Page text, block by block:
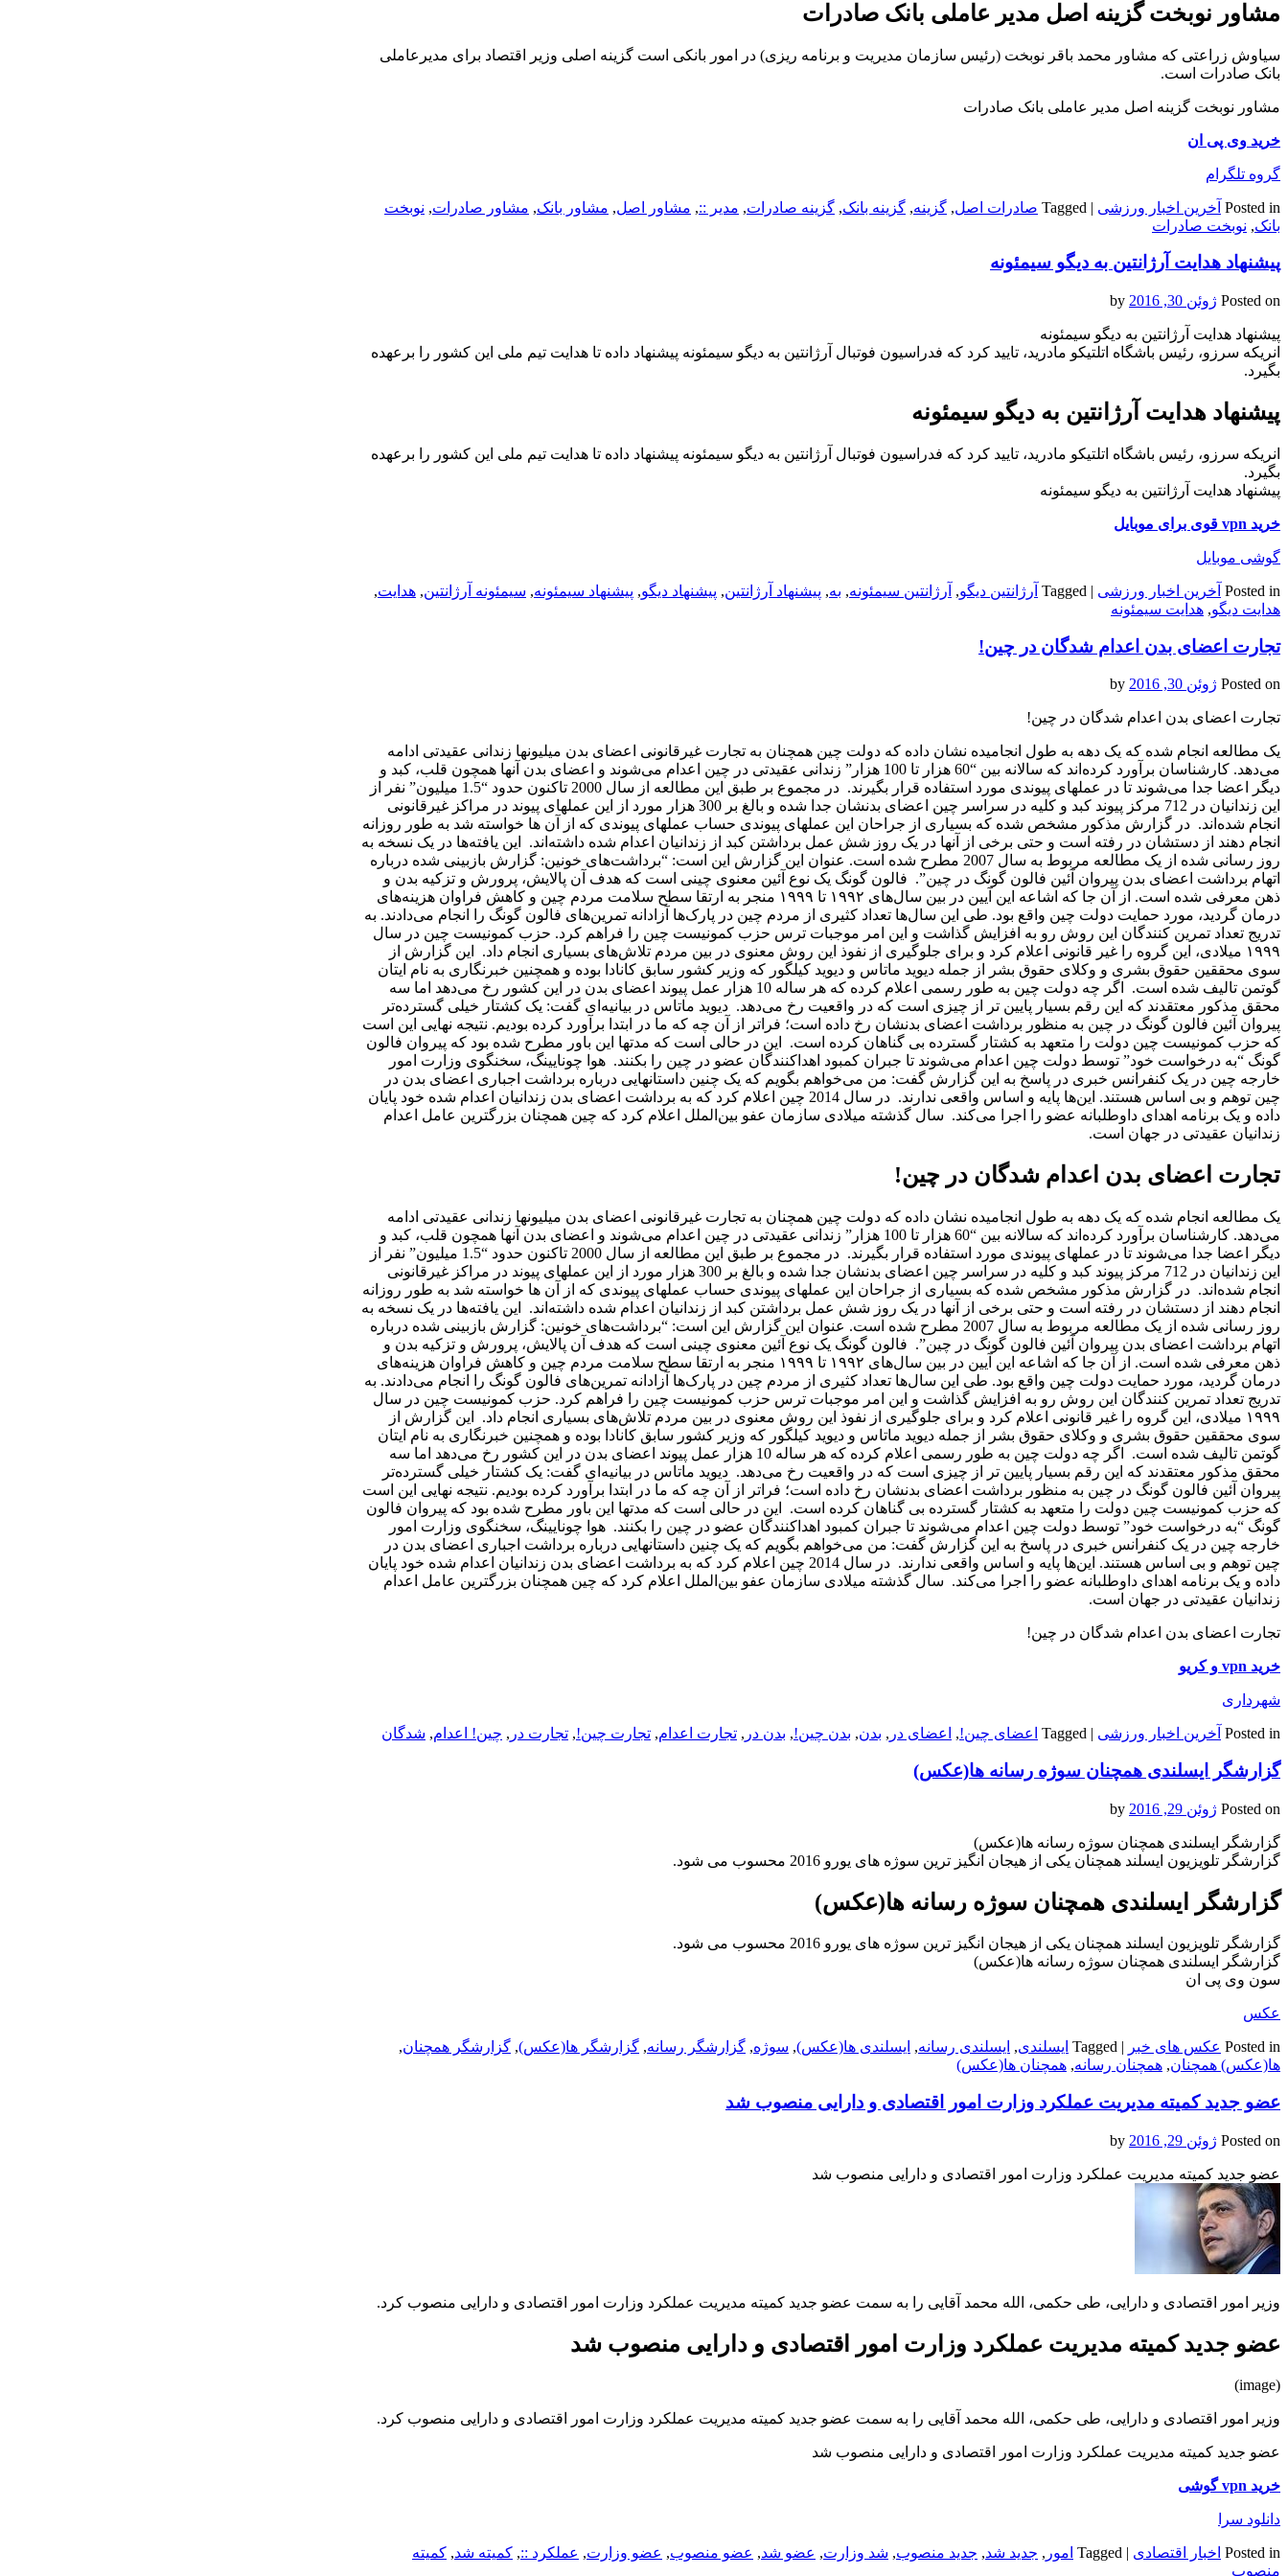
مشاور نوبخت گزینه اصل مدیر عاملی بانک صادرات
سیاوش زراعتی که مشاور محمد باقر نوبخت (رئیس سازمان مدیریت و برنامه ریزی) در امور بانکی است گزینه اصلی وزیر اقتصاد برای مدیرعاملی
بانک صادرات است.
مشاور نوبخت گزینه اصل مدیر عاملی بانک صادرات
خرید وی پی ان
گروه تلگرام
Posted in آخرین اخبار ورزشی |
Tagged صادرات اصل, گزینه, گزینه بانک, گزینه صادرات, مدیر ::, مشاور اصل, مشاور بانک, مشاور صادرات, نوبخت
بانک, نوبخت صادرات
پیشنهاد هدایت آرژانتین به دیگو سیمئونه
Posted on ژوئن 30, 2016
پیشنهاد هدایت آرژانتین به دیگو سیمئونه
انریکه سرزو، رئیس باشگاه اتلتیکو مادرید، تایید کرد که فدراسیون فوتبال آرژانتین به دیگو سیمئونه پیشنهاد داده تا هدایت تیم ملی این کشور را برعهده
بگیرد.
پیشنهاد هدایت آرژانتین به دیگو سیمئونه
انریکه سرزو، رئیس باشگاه اتلتیکو مادرید، تایید کرد که فدراسیون فوتبال آرژانتین به دیگو سیمئونه پیشنهاد داده تا هدایت تیم ملی این کشور را برعهده
بگیرد.
پیشنهاد هدایت آرژانتین به دیگو سیمئونه
خرید vpn قوی برای موبایل
گوشی موبایل
Posted in آخرین اخبار ورزشی |
Tagged آرژانتین دیگو, آرژانتین سیمئونه, به, پیشنهاد آرژانتین, پیشنهاد دیگو, پیشنهاد سیمئونه, سیمئونه آرژانتین, هدایت,
هدایت دیگو, هدایت سیمئونه
تجارت اعضای بدن اعدام شدگان در چین!
Posted on ژوئن 30, 2016
تجارت اعضای بدن اعدام شدگان در چین!
یک مطالعه انجام شده که یک دهه به طول انجامیده نشان داده که دولت چین همچنان به تجارت غیرقانونی اعضای بدن میلیونها زندانی عقیدتی ادامه
می‌دهد. کارشناسان برآورد کرده‌اند که سالانه بین “60 هزار تا 100 هزار” زندانی عقیدتی در چین اعدام می‌شوند و اعضای بدن آنها همچون قلب، کبد و
دیگر اعضا جدا می‌شوند تا در عملهای پیوندی مورد استفاده قرار بگیرند. در مجموع بر طبق این مطالعه از سال 2000 تاکنون حدود “1.5 میلیون” نفر از
این زندانیان در 712 مرکز پیوند کبد و کلیه در سراسر چین اعضای بدنشان جدا شده و بالغ بر 300 هزار مورد از این عملهای پیوند در مراکز غیرقانونی
انجام شده‌اند. در گزارش مذکور مشخص شده که بسیاری از جراحان این عملهای پیوندی حساب عملهای پیوندی که از آن ها خواسته شد به طور روزانه
انجام دهند از دستشان در رفته است و حتی برخی از آنها در یک روز شش عمل برداشتن کبد از زندانیان اعدام شده داشته‌اند. این یافته‌ها در یک نسخه به
روز رسانی شده از یک مطالعه مربوط به سال 2007 مطرح شده است. عنوان این گزارش این است: “برداشت‌های خونین: گزارش بازبینی شده درباره
اتهام برداشت اعضای بدن پیروان آئین فالون گونگ در چین”. فالون گونگ یک نوع آئین معنوی چینی است که هدف آن پالایش، پرورش و تزکیه بدن و
ذهن معرفی شده است. از آن جا که اشاعه این آیین در بین سال‌های ۱۹۹۲ تا ۱۹۹۹ منجر به ارتقا سطح سلامت مردم چین و کاهش فراوان هزینه‌های
درمان گردید، مورد حمایت دولت چین واقع بود. طی این سال‌ها تعداد کثیری از مردم چین در پارک‌ها آزادانه تمرین‌های فالون گونگ را انجام می‌دادند. به
تدریج تعداد تمرین کنندگان این روش رو به افزایش گذاشت و این امر موجبات ترس حزب کمونیست چین را فراهم کرد. حزب کمونیست چین در سال
۱۹۹۹ میلادی، این گروه را غیر قانونی اعلام کرد و برای جلوگیری از نفوذ این روش معنوی در بین مردم تلاش‌های بسیاری انجام داد. این گزارش از
سوی محققین حقوق بشری و وکلای حقوق بشر از جمله دیوید ماتاس و دیوید کیلگور که وزیر کشور سابق کانادا بوده و همچنین خبرنگاری به نام ایتان
گوتمن تالیف شده است. اگر چه دولت چین به طور رسمی اعلام کرده که هر ساله 10 هزار عمل پیوند اعضای بدن در این کشور رخ می‌دهد اما سه
محقق مذکور معتقدند که این رقم بسیار پایین تر از چیزی است که در واقعیت رخ می‌دهد. دیوید ماتاس در بیانیه‌ای گفت: یک کشتار خیلی گسترده‌تر
پیروان آئین فالون گونگ در چین به منظور برداشت اعضای بدنشان رخ داده است؛ فراتر از آن چه که ما در ابتدا برآورد کرده بودیم. نتیجه نهایی این است
که حزب کمونیست چین دولت را متعهد به کشتار گسترده بی گناهان کرده است. این در حالی است که مدتها این باور مطرح شده بود که پیروان فالون
گونگ “به درخواست خود” توسط دولت چین اعدام می‌شوند تا جبران کمبود اهداکنندگان عضو در چین را بکنند. هوا چونایینگ، سخنگوی وزارت امور
خارجه چین در یک کنفرانس خبری در پاسخ به این گزارش گفت: من می‌خواهم بگویم که یک چنین داستانهایی درباره برداشت اجباری اعضای بدن در
چین توهم و بی اساس هستند. این‌ها پایه و اساس واقعی ندارند. در سال 2014 چین اعلام کرد که به برداشت اعضای بدن زندانیان اعدام شده خود پایان
داده و یک برنامه اهدای داوطلبانه عضو را اجرا می‌کند. سال گذشته میلادی سازمان عفو بین‌الملل اعلام کرد که چین همچنان بزرگترین عامل اعدام
زندانیان عقیدتی در جهان است.
تجارت اعضای بدن اعدام شدگان در چین!
یک مطالعه انجام شده که یک دهه به طول انجامیده نشان داده که دولت چین همچنان به تجارت غیرقانونی اعضای بدن میلیونها زندانی عقیدتی ادامه
می‌دهد. کارشناسان برآورد کرده‌اند که سالانه بین “60 هزار تا 100 هزار” زندانی عقیدتی در چین اعدام می‌شوند و اعضای بدن آنها همچون قلب، کبد و
دیگر اعضا جدا می‌شوند تا در عملهای پیوندی مورد استفاده قرار بگیرند. در مجموع بر طبق این مطالعه از سال 2000 تاکنون حدود “1.5 میلیون” نفر از
این زندانیان در 712 مرکز پیوند کبد و کلیه در سراسر چین اعضای بدنشان جدا شده و بالغ بر 300 هزار مورد از این عملهای پیوند در مراکز غیرقانونی
انجام شده‌اند. در گزارش مذکور مشخص شده که بسیاری از جراحان این عملهای پیوندی حساب عملهای پیوندی که از آن ها خواسته شد به طور روزانه
انجام دهند از دستشان در رفته است و حتی برخی از آنها در یک روز شش عمل برداشتن کبد از زندانیان اعدام شده داشته‌اند. این یافته‌ها در یک نسخه به
روز رسانی شده از یک مطالعه مربوط به سال 2007 مطرح شده است. عنوان این گزارش این است: “برداشت‌های خونین: گزارش بازبینی شده درباره
اتهام برداشت اعضای بدن پیروان آئین فالون گونگ در چین”. فالون گونگ یک نوع آئین معنوی چینی است که هدف آن پالایش، پرورش و تزکیه بدن و
ذهن معرفی شده است. از آن جا که اشاعه این آیین در بین سال‌های ۱۹۹۲ تا ۱۹۹۹ منجر به ارتقا سطح سلامت مردم چین و کاهش فراوان هزینه‌های
درمان گردید، مورد حمایت دولت چین واقع بود. طی این سال‌ها تعداد کثیری از مردم چین در پارک‌ها آزادانه تمرین‌های فالون گونگ را انجام می‌دادند. به
تدریج تعداد تمرین کنندگان این روش رو به افزایش گذاشت و این امر موجبات ترس حزب کمونیست چین را فراهم کرد. حزب کمونیست چین در سال
۱۹۹۹ میلادی، این گروه را غیر قانونی اعلام کرد و برای جلوگیری از نفوذ این روش معنوی در بین مردم تلاش‌های بسیاری انجام داد. این گزارش از
سوی محققین حقوق بشری و وکلای حقوق بشر از جمله دیوید ماتاس و دیوید کیلگور که وزیر کشور سابق کانادا بوده و همچنین خبرنگاری به نام ایتان
گوتمن تالیف شده است. اگر چه دولت چین به طور رسمی اعلام کرده که هر ساله 10 هزار عمل پیوند اعضای بدن در این کشور رخ می‌دهد اما سه
محقق مذکور معتقدند که این رقم بسیار پایین تر از چیزی است که در واقعیت رخ می‌دهد. دیوید ماتاس در بیانیه‌ای گفت: یک کشتار خیلی گسترده‌تر
پیروان آئین فالون گونگ در چین به منظور برداشت اعضای بدنشان رخ داده است؛ فراتر از آن چه که ما در ابتدا برآورد کرده بودیم. نتیجه نهایی این است
که حزب کمونیست چین دولت را متعهد به کشتار گسترده بی گناهان کرده است. این در حالی است که مدتها این باور مطرح شده بود که پیروان فالون
گونگ “به درخواست خود” توسط دولت چین اعدام می‌شوند تا جبران کمبود اهداکنندگان عضو در چین را بکنند. هوا چونایینگ، سخنگوی وزارت امور
خارجه چین در یک کنفرانس خبری در پاسخ به این گزارش گفت: من می‌خواهم بگویم که یک چنین داستانهایی درباره برداشت اجباری اعضای بدن در
چین توهم و بی اساس هستند. این‌ها پایه و اساس واقعی ندارند. در سال 2014 چین اعلام کرد که به برداشت اعضای بدن زندانیان اعدام شده خود پایان
داده و یک برنامه اهدای داوطلبانه عضو را اجرا می‌کند. سال گذشته میلادی سازمان عفو بین‌الملل اعلام کرد که چین همچنان بزرگترین عامل اعدام
زندانیان عقیدتی در جهان است.
تجارت اعضای بدن اعدام شدگان در چین!
خرید vpn و کریو
شهرداری
Posted in آخرین اخبار ورزشی |
Tagged اعضای چین!, اعضای در , بدن, بدن چین!, بدن در , تجارت اعدام, تجارت چین!, تجارت در , چین! اعدام, شدگان
گزارشگر ایسلندی همچنان سوژه رسانه ها(عکس)
Posted on ژوئن 29, 2016
گزارشگر ایسلندی همچنان سوژه رسانه ها(عکس)
گزارشگر تلویزیون ایسلند همچنان یکی از هیجان انگیز ترین سوژه های یورو 2016 محسوب می شود.
گزارشگر ایسلندی همچنان سوژه رسانه ها(عکس)
گزارشگر تلویزیون ایسلند همچنان یکی از هیجان انگیز ترین سوژه های یورو 2016 محسوب می شود.
گزارشگر ایسلندی همچنان سوژه رسانه ها(عکس)
سون وی پی ان
عکس
Posted in عکس های خبر Tagged ایسلندی, ایسلندی رسانه, ایسلندی ها(عکس), سوژه, گزارشگر رسانه, گزارشگر ها(عکس), گزارشگر همچنان,
ها(عکس) همچنان, همچنان رسانه, همچنان ها(عکس)
عضو جدید کمیته مدیریت عملکرد وزارت امور اقتصادی و دارایی منصوب شد
Posted on ژوئن 29, 2016
عضو جدید کمیته مدیریت عملکرد وزارت امور اقتصادی و دارایی منصوب شد
وزیر امور اقتصادی و دارایی، طی حکمی، الله محمد آقایی را به سمت عضو جدید کمیته مدیریت عملکرد وزارت امور اقتصادی و دارایی منصوب کرد.
عضو جدید کمیته مدیریت عملکرد وزارت امور اقتصادی و دارایی منصوب شد
(image)
وزیر امور اقتصادی و دارایی، طی حکمی، الله محمد آقایی را به سمت عضو جدید کمیته مدیریت عملکرد وزارت امور اقتصادی و دارایی منصوب کرد.
عضو جدید کمیته مدیریت عملکرد وزارت امور اقتصادی و دارایی منصوب شد
خرید vpn گوشی
دانلود سرا
Posted in اخبار اقتصادی |
Tagged امور , جدید شد, جدید منصوب, شد وزارت, عضو شد, عضو منصوب, عضو وزارت, عملکرد ::, کمیته شد, کمیته
منصوب